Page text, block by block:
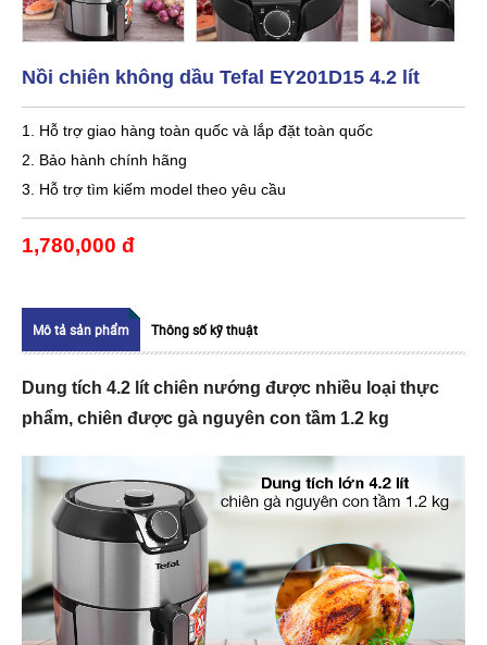
Nồi chiên không dầu Tefal EY201D15 4.2 lít
1. Hỗ trợ giao hàng toàn quốc và lắp đặt toàn quốc
2. Bảo hành chính hãng
3. Hỗ trợ tìm kiếm model theo yêu cầu
1,780,000 đ
Mô tả sản phẩm Thông số kỹ thuật
Dung tích 4.2 lít chiên nướng được nhiều loại thực
phẩm, chiên được gà nguyên con tầm 1.2 kg